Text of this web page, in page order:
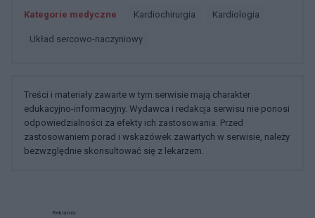
Kategorie medyczne Kardiochirurgia Kardiologia
Układ sercowo-naczyniowy
Treści i materiały zawarte w tym serwisie mają charakter
edukacyjno-informacyjny. Wydawca i redakcja serwisu nie ponosi
odpowiedzialności za efekty ich zastosowania. Przed
zastosowaniem porad i wskazówek zawartych w serwisie, należy
bezwzględnie skonsultować się z lekarzem.
Reklama: